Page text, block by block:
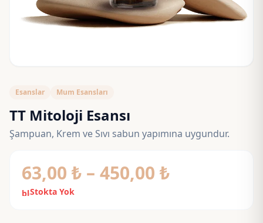
Esanslar Mum Esansları
TT Mitoloji Esansı
Şampuan, Krem ve Sıvı sabun yapımına uygundur.
63,00 ₺ – 450,00 ₺Fiyat
block
Stokta Yok